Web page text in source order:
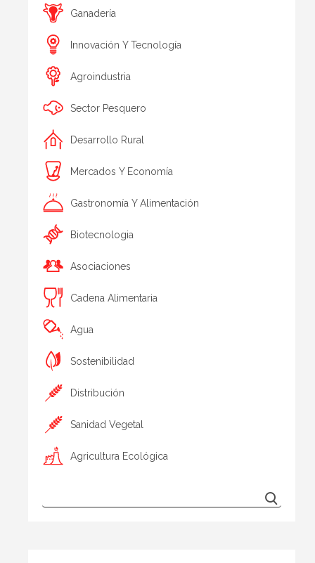
Ganadería
Innovación Y Tecnología
Agroindustria
Sector Pesquero
Desarrollo Rural
Mercados Y Economía
Gastronomía Y Alimentación
Biotecnologia
Asociaciones
Cadena Alimentaria
Agua
Sostenibilidad
Distribución
Sanidad Vegetal
Agricultura Ecológica